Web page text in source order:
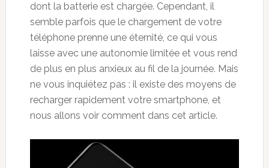
dont la batterie est chargée. Cependant, il
semble parfois que le chargement de votre
téléphone prenne une éternité, ce qui vous
laisse avec une autonomie limitée et vous rend
de plus en plus anxieux au fil de la journée. Mais
ne vous inquiétez pas : il existe des moyens de
recharger rapidement votre smartphone, et
nous allons voir comment dans cet article.